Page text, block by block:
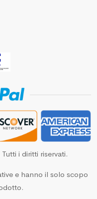
i diritti riservati.
e hanno il solo scopo